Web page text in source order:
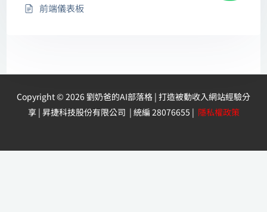
前端儀表板
Copyright © 2026 劉奶爸的AI部落格 | 打造被動收入網站經驗分
享 | 昇捷科技股份有限公司 | 統編 28076655 | 隱私權政策